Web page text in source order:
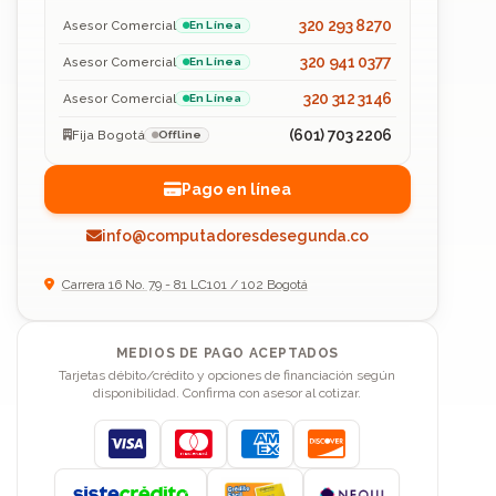
Asesor Comercial En Línea 320 293 8270
Asesor Comercial En Línea 320 941 0377
Asesor Comercial En Línea 320 312 3146
Fija Bogotá Offline (601) 703 2206
Pago en línea
info@computadoresdesegunda.co
Carrera 16 No. 79 - 81 LC101 / 102 Bogotá
MEDIOS DE PAGO ACEPTADOS
Tarjetas débito/crédito y opciones de financiación según
disponibilidad. Confirma con asesor al cotizar.
Visa MastercardAmerican Express
Discover